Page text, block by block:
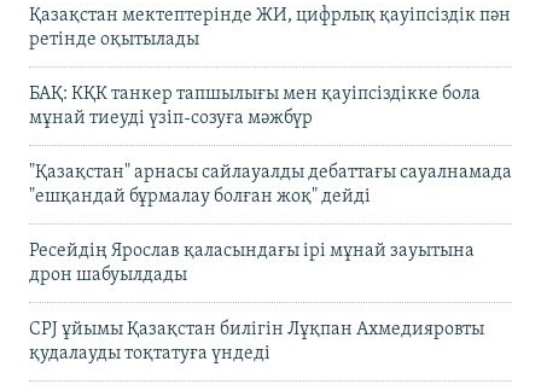
Қазақстан мектептерінде ЖИ, цифрлық қауіпсіздік пән
ретінде оқытылады
БАҚ: КҚК танкер тапшылығы мен қауіпсіздікке бола
мұнай тиеуді үзіп-созуға мәжбүр
"Қазақстан" арнасы сайлауалды дебаттағы сауалнамада
"ешқандай бұрмалау болған жоқ" дейді
Ресейдің Ярослав қаласындағы ірі мұнай зауытына
дрон шабуылдады
CPJ ұйымы Қазақстан билігін Лұқпан Ахмедияровты
қудалауды тоқтатуға үндеді